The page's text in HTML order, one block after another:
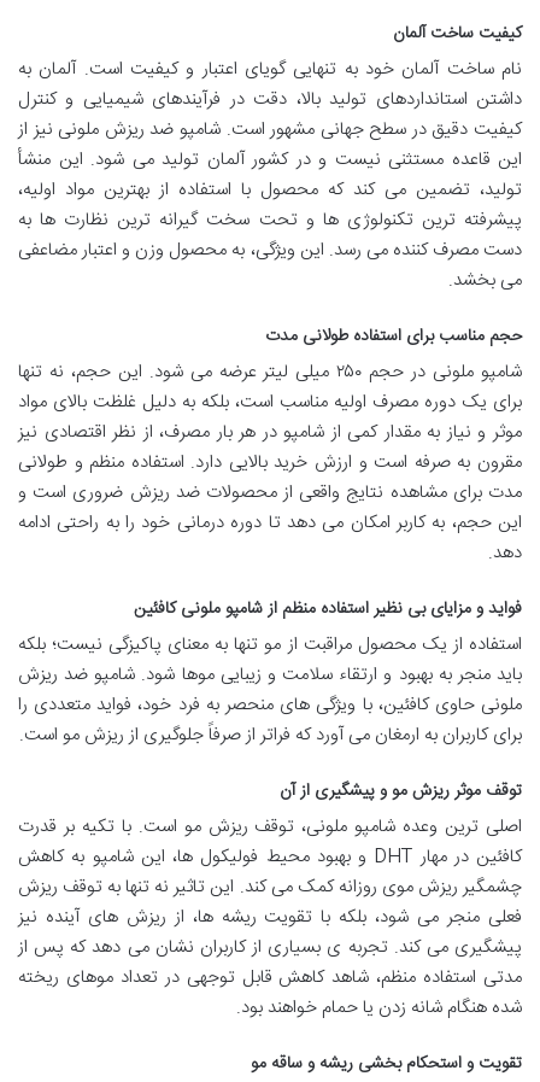
کیفیت ساخت آلمان
نام ساخت آلمان خود به تنهایی گویای اعتبار و کیفیت است. آلمان به
داشتن استانداردهای تولید بالا، دقت در فرآیندهای شیمیایی و کنترل
کیفیت دقیق در سطح جهانی مشهور است. شامپو ضد ریزش ملونی نیز از
این قاعده مستثنی نیست و در کشور آلمان تولید می شود. این منشأ
تولید، تضمین می کند که محصول با استفاده از بهترین مواد اولیه،
پیشرفته ترین تکنولوژی ها و تحت سخت گیرانه ترین نظارت ها به
دست مصرف کننده می رسد. این ویژگی، به محصول وزن و اعتبار مضاعفی
می بخشد.
حجم مناسب برای استفاده طولانی مدت
شامپو ملونی در حجم ۲۵۰ میلی لیتر عرضه می شود. این حجم، نه تنها
برای یک دوره مصرف اولیه مناسب است، بلکه به دلیل غلظت بالای مواد
موثر و نیاز به مقدار کمی از شامپو در هر بار مصرف، از نظر اقتصادی نیز
مقرون به صرفه است و ارزش خرید بالایی دارد. استفاده منظم و طولانی
مدت برای مشاهده نتایج واقعی از محصولات ضد ریزش ضروری است و
این حجم، به کاربر امکان می دهد تا دوره درمانی خود را به راحتی ادامه
دهد.
فواید و مزایای بی نظیر استفاده منظم از شامپو ملونی کافئین
استفاده از یک محصول مراقبت از مو تنها به معنای پاکیزگی نیست؛ بلکه
باید منجر به بهبود و ارتقاء سلامت و زیبایی موها شود. شامپو ضد ریزش
ملونی حاوی کافئین، با ویژگی های منحصر به فرد خود، فواید متعددی را
برای کاربران به ارمغان می آورد که فراتر از صرفاً جلوگیری از ریزش مو است.
توقف موثر ریزش مو و پیشگیری از آن
اصلی ترین وعده شامپو ملونی، توقف ریزش مو است. با تکیه بر قدرت
کافئین در مهار DHT و بهبود محیط فولیکول ها، این شامپو به کاهش
چشمگیر ریزش موی روزانه کمک می کند. این تاثیر نه تنها به توقف ریزش
فعلی منجر می شود، بلکه با تقویت ریشه ها، از ریزش های آینده نیز
پیشگیری می کند. تجربه ی بسیاری از کاربران نشان می دهد که پس از
مدتی استفاده منظم، شاهد کاهش قابل توجهی در تعداد موهای ریخته
شده هنگام شانه زدن یا حمام خواهند بود.
تقویت و استحکام بخشی ریشه و ساقه مو